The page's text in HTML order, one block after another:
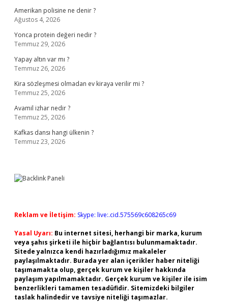
Amerikan polisine ne denir ?
Ağustos 4, 2026
Yonca protein değeri nedir ?
Temmuz 29, 2026
Yapay altın var mı ?
Temmuz 26, 2026
Kira sözleşmesi olmadan ev kiraya verilir mi ?
Temmuz 25, 2026
Avamil izhar nedir ?
Temmuz 25, 2026
Kafkas dansı hangi ülkenin ?
Temmuz 23, 2026
Reklam ve İletişim: Skype: live:.cid.575569c608265c69
Yasal Uyarı: Bu internet sitesi, herhangi bir marka, kurum
veya şahıs şirketi ile hiçbir bağlantısı bulunmamaktadır.
Sitede yalnızca kendi hazırladığımız makaleler
paylaşılmaktadır. Burada yer alan içerikler haber niteliği
taşımamakta olup, gerçek kurum ve kişiler hakkında
paylaşım yapılmamaktadır. Gerçek kurum ve kişiler ile isim
benzerlikleri tamamen tesadüfidir. Sitemizdeki bilgiler
taslak halindedir ve tavsiye niteliği taşımazlar.